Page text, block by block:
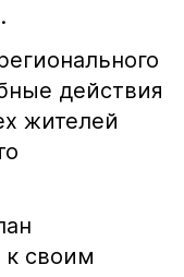
действия
жителей
к своим